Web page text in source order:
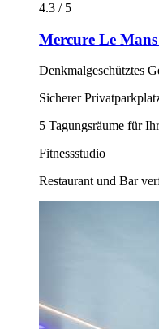
4.3 / 5
Mercure Le
Denkmalgeschütztes
Sicherer
5 Tagungsräume für
Fitnessstudio
Restaurant und Bar